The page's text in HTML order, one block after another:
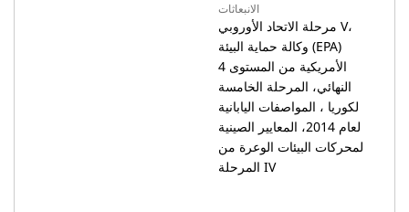
الانبعاثات
مرحلة الاتحاد الأوروبي V،
وكالة حماية البيئة (EPA)
الأمريكية من المستوى 4
النهائي، المرحلة الخامسة
لكوريا ، المواصفات اليابانية
لعام 2014، المعايير الصينية
لمحركات البيئات الوعرة من
المرحلة IV